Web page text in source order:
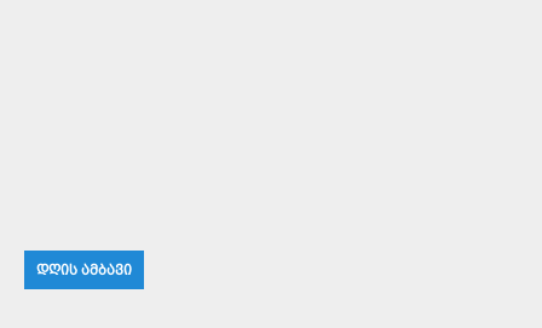
ᲓᲦᲘᲡ ᲐᲛᲑᲐᲕᲘ